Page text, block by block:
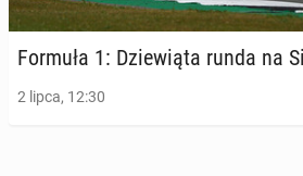
Formuła 1: Dzie­wią­ta runda na
2 lipca, 12:30